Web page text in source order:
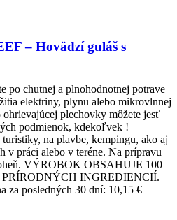
– Hovädzí guláš s
po chutnej a plnohodnotnej potrave
elektriny, plynu alebo mikrovlnnej
plechovky môžete jesť
podmienok, kdekoľvek !
na plavbe, kempingu, ako aj
v práci alebo v teréne. Na prípravu
VÝROBOK OBSAHUJE 100
INGREDIENCIÍ.
za posledných 30 dní: 10,15 €